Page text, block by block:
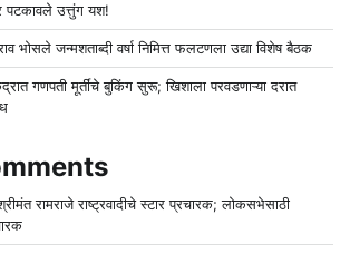
पटकावले उत्तुंग यश!
भोसले जन्मशताब्दी वर्षा निमित्त फलटणला उद्या विशेष बैठक
गणपती मूर्तींचे बुकिंग सुरू; खिशाला परवडणाऱ्या दरात
रामराजे राष्ट्रवादीचे स्टार प्रचारक; लोकसभेसाठी